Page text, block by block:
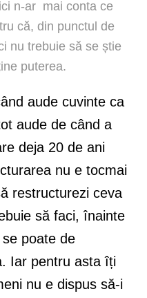
n-ar mai conta ce
că, din punctul de
nu trebuie să se știe
puterea.
aude cuvinte ca
aude de când a
deja 20 de ani
nu e tocmai
restructurezi ceva
să faci, înainte
poate de
Iar pentru asta îți
nu e dispus să-i